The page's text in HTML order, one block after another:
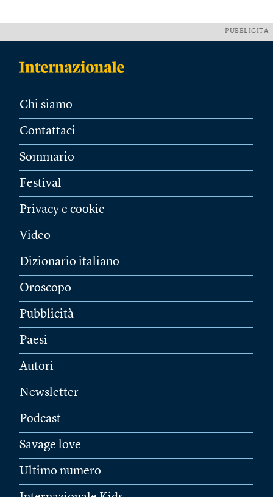
PUBBLICITÀ
Chi siamo
Contattaci
Sommario
Festival
Privacy e cookie
Video
Dizionario italiano
Oroscopo
Pubblicità
Paesi
Autori
Newsletter
Podcast
Savage love
Ultimo numero